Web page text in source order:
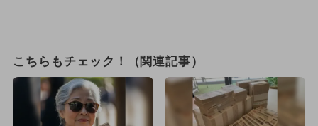
こちらもチェック！（関連記事）